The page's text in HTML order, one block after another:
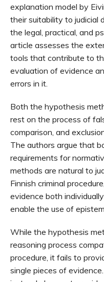
explanation model by
their suitability to judicial
the legal, practical, and
article assesses the
tools that contribute to
evaluation of evidence
errors in it.
Both the hypothesis
rest on the process of
comparison, and
The authors argue that
requirements for
methods are natural to
Finnish criminal
evidence both
enable the use of
While the hypothesis
reasoning process
procedure, it fails to
single pieces of